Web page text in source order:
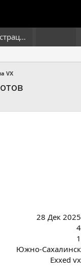
Регистрация
VX
28 Дек 2025
4
1
Южно-Сахалинск
Exxed vx